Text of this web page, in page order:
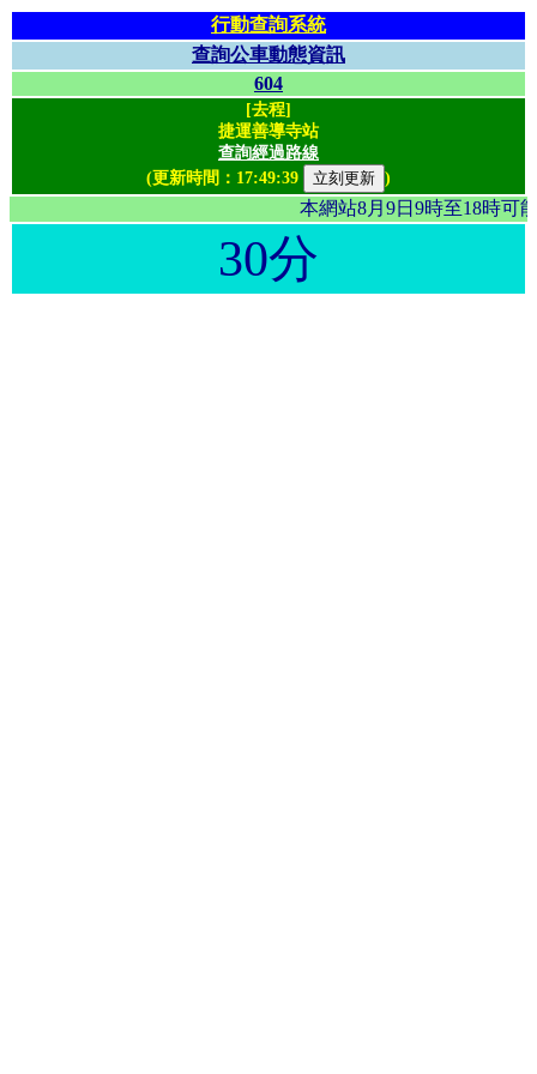
行動查詢系統
查詢公車動態資訊
604
[去程]
捷運善導寺站
查詢經過路線
(更新時間： 17:49:39 )
本網站8月9日9時至18
30分